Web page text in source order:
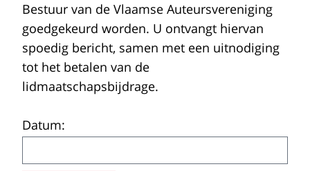
Bestuur van de Vlaamse Auteursvereniging
goedgekeurd worden. U ontvangt hiervan
spoedig bericht, samen met een uitnodiging
tot het betalen van de
lidmaatschapsbijdrage.
Datum: